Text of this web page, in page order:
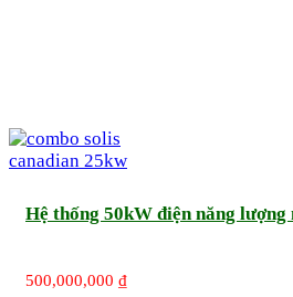
Hệ thống 50kW điện năng
500,000,000 ₫